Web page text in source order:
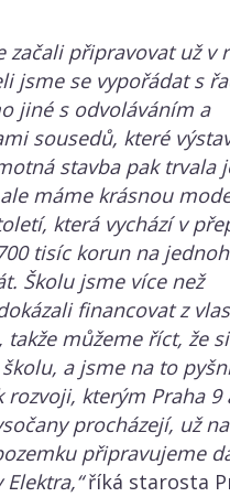
začali připravovat už v
jsme se vypořádat s
jiné s odvoláváním a
sousedů, které
stavba pak trvala
máme krásnou
která vychází v
tisíc korun na
Školu jsme více než
financovat z
takže můžeme říct, že
a jsme na to
rozvoji, kterým Praha 9
procházejí, už na
připravujeme
Elektra,“říká starosta